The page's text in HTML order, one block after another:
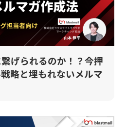
げられるのか！？今押
略と埋もれないメルマ